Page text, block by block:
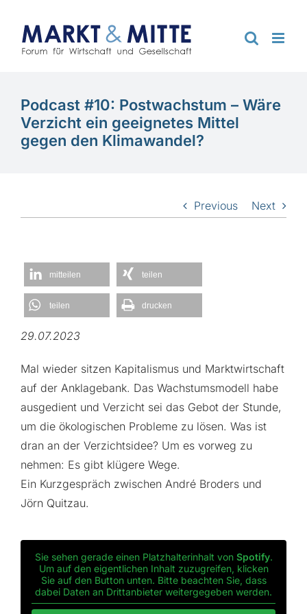
Inhalt
springen
Podcast #10: Postwachstum – Wäre
Verzicht ein geeignetes Mittel
gegen den Klimawandel?
Previous Next
mitteilen teilen
teilen drucken
29.07.2023
Mal wieder sitzen Kapitalismus und Marktwirtschaft
auf der Anklagebank. Das Wachstumsmodell habe
ausgedient und Verzicht sei das Gebot der Stunde,
um die ökologischen Probleme zu lösen. Was ist
dran an der Verzichtsidee? Um es vorweg zu
nehmen: Es gibt klügere Wege.
Ein Kurzgespräch zwischen André Broders und
Jörn Quitzau.
Sie sehen gerade einen Platzhalterinhalt von Spotify.
Um auf den eigentlichen Inhalt zuzugreifen, klicken
Sie auf den Button unten. Bitte beachten Sie, dass
dabei Daten an Drittanbieter weitergegeben werden.